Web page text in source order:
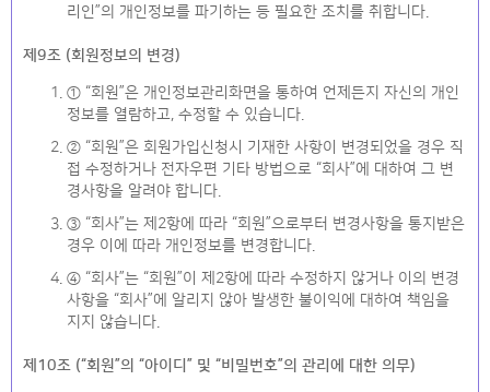
리인”의 개인정보를 파기하는 등 필요한 조치를 취합니다.
제9조 (회원정보의 변경)
① “회원”은 개인정보관리화면을 통하여 언제든지 자신의 개인
정보를 열람하고, 수정할 수 있습니다.
② “회원”은 회원가입신청시 기재한 사항이 변경되었을 경우 직
접 수정하거나 전자우편 기타 방법으로 “회사”에 대하여 그 변
경사항을 알려야 합니다.
③ “회사”는 제2항에 따라 “회원”으로부터 변경사항을 통지받은
경우 이에 따라 개인정보를 변경합니다.
④ “회사”는 “회원”이 제2항에 따라 수정하지 않거나 이의 변경
사항을 “회사”에 알리지 않아 발생한 불이익에 대하여 책임을
지지 않습니다.
제10조 (“회원”의 “아이디” 및 “비밀번호”의 관리에 대한 의무)